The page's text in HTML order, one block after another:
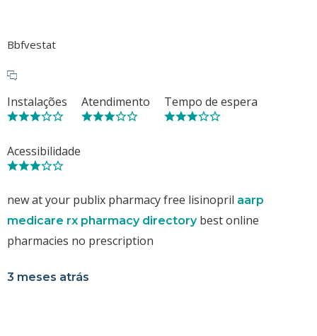
Bbfvestat
Instalações Atendimento Tempo de espera
Acessibilidade
new at your publix pharmacy free lisinopril aarp
medicare rx pharmacy directorybest online
pharmacies no prescription
3 meses atrás